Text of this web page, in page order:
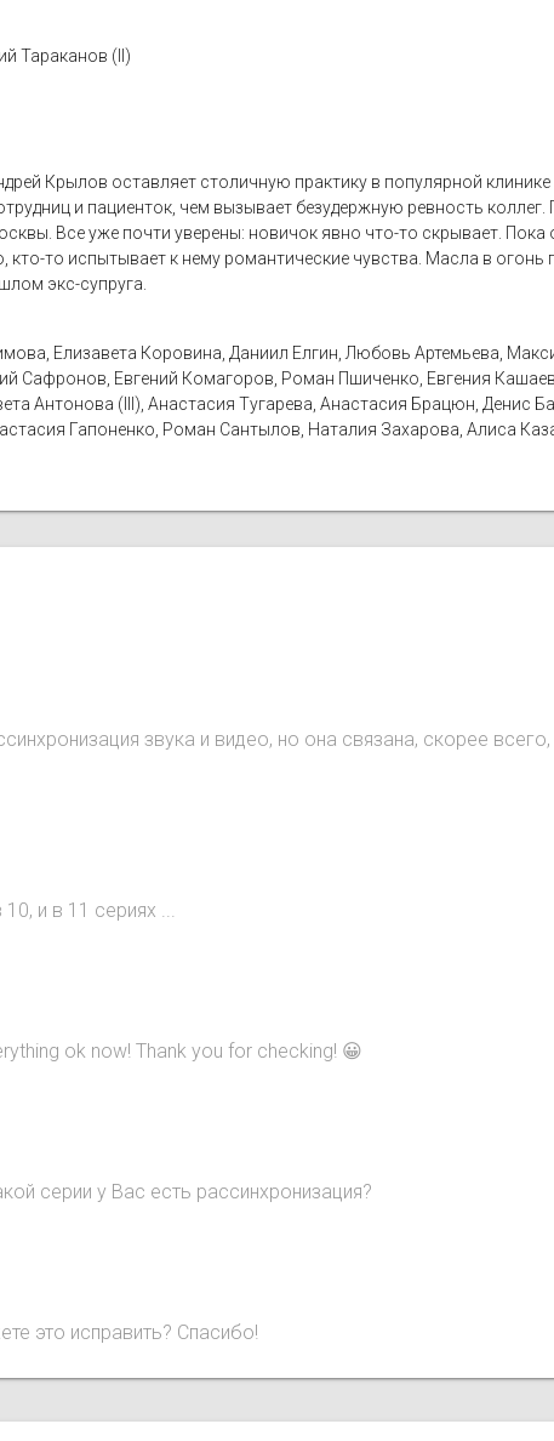
Тараканов (II)
Крылов оставляет столичную практику в популярной
и пациенток, чем вызывает безудержную ревность коллег.
Все уже почти уверены: новичок явно что-то скрывает. Пока
кто-то испытывает к нему романтические чувства. Масла в
экс-супруга.
Елизавета Коровина, Даниил Елгин, Любовь Артемьева,
Сафронов, Евгений Комагоров, Роман Пшиченко, Евгения
Антонова (III), Анастасия Тугарева, Анастасия Брацюн, Денис
Гапоненко, Роман Сантылов, Наталия Захарова, Алиса
звука и видео, но она связана, скорее
и в 11 сериях ...
ok now! Thank you for checking! 😀
серии у Вас есть рассинхронизация?
это исправить? Спасибо!